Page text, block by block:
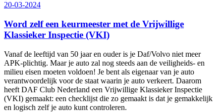
20-03-2024
Word zelf een keurmeester met de Vrijwillige
Klassieker Inspectie (VKI)
Vanaf de leeftijd van 50 jaar en ouder is je Daf/Volvo niet meer
APK-plichtig. Maar je auto zal nog steeds aan de veiligheids- en
milieu eisen moeten voldoen! Je bent als eigenaar van je auto
verantwoordelijk voor de staat waarin je auto verkeert. Daarom
heeft DAF Club Nederland een Vrijwillige Klassieker Inspectie
(VKI) gemaakt: een checklijst die zo gemaakt is dat je gemakkelijk
en logisch zelf je auto kunt controleren.